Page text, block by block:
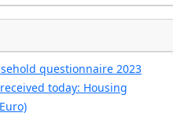
questionnaire 2023
today: Housing